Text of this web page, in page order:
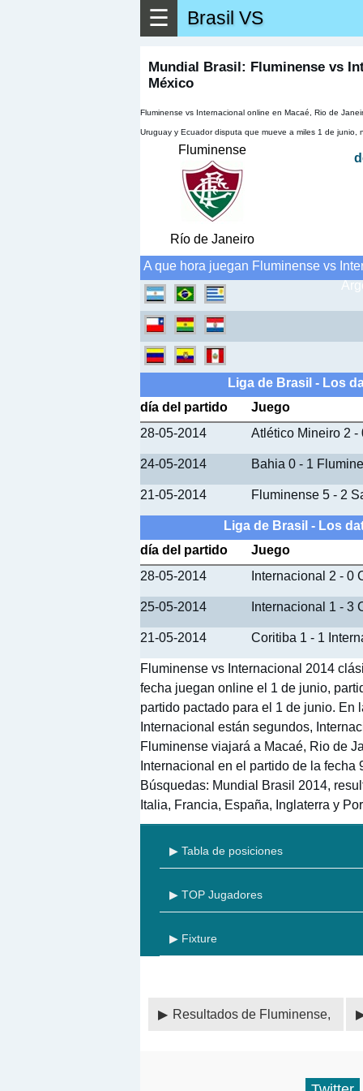
☰ Brasil VS
Mundial Brasil: Fluminense vs
México
Fluminense vs Internacional online en Macaé, Rio de
Uruguay y Ecuador disputa que mueve a miles 1 de junio,
Fluminense
Río de Janeiro
A que hora juegan Fluminense vs
Liga de Brasil - Los
día del partido
Juego
28-05-2014
Atlético Mineiro 2 -
24-05-2014 Bahia 0 - 1
21-05-2014 Fluminense 5 - 2
Liga de Brasil - Los
día del partido
Juego
28-05-2014
Internacional 2 - 0
25-05-2014 Internacional 1 - 3
21-05-2014 Coritiba 1 - 1
Fluminense vs Internacional 2014
fecha juegan online el 1 de junio,
partido pactado para el 1 de junio. En
Internacional están segundos,
Fluminense viajará a Macaé, Rio de
Internacional en el partido de la
Búsquedas: Mundial Brasil 2014,
Italia, Francia, España, Inglaterra y
▶ Tabla de posiciones
▶ TOP Jugadores
▶ Fixture
Resultados de Fluminense,